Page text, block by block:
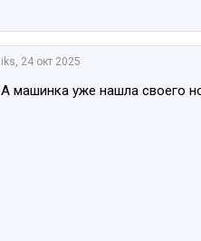
iks, 24 окт 2025
А машинка уже нашла своего